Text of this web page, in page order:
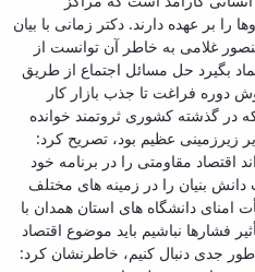
را بر عهده دارند. دکتر زمانی با بیان
غلامی به خاطر آن توانست از
بگیرد حل مسائل اجتماع از طریق
دوره فراغت تا جذب بازار کار
در گذشته کشوری ثروتمند خوانده
زیرزمینی عظیم بود، تصریح کرد:
اقتصاد مقاومتی را در برنامه خود
‌بنیان را در زمینه‌ های مختلف
امنای دانشگاه ‌های استان همدان با
فشارها نباشیم باید موضوع اقتصاد
طور جدی دنبال کنیم، خاطرنشان کرد: